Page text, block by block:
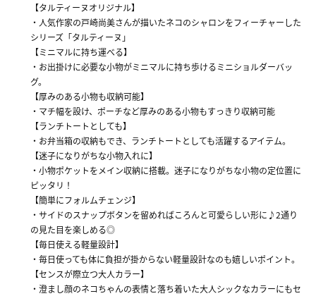
【タルティーヌオリジナル】
・人気作家の戸崎尚美さんが描いたネコのシャロンをフィーチャーした
シリーズ「タルティーヌ」
【ミニマルに持ち運べる】
・お出掛けに必要な小物がミニマルに持ち歩けるミニショルダーバッ
グ。
【厚みのある小物も収納可能】
・マチ幅を設け、ポーチなど厚みのある小物もすっきり収納可能
【ランチトートとしても】
・お弁当箱の収納もでき、ランチトートとしても活躍するアイテム。
【迷子になりがちな小物入れに】
・小物ポケットをメイン収納に搭載。迷子になりがちな小物の定位置に
ピッタリ！
【簡単にフォルムチェンジ】
・サイドのスナップボタンを留めればころんと可愛らしい形に♪2通り
の見た目を楽しめる◎
【毎日使える軽量設計】
・毎日使っても体に負担が掛からない軽量設計なのも嬉しいポイント。
【センスが際立つ大人カラー】
・澄まし顔のネコちゃんの表情と落ち着いた大人シックなカラーにもセ